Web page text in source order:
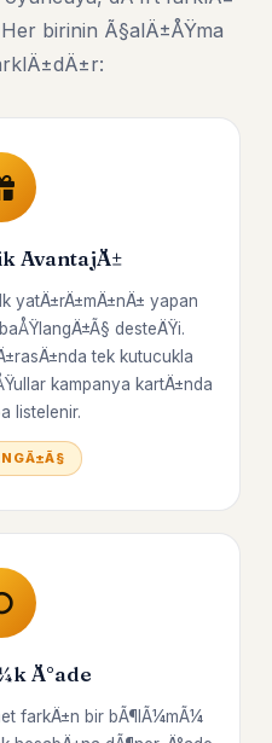
birinin Ã§alÄ±ÅŸma
AvantajÄ±
yatÄ±rÄ±mÄ±nÄ± yapan
desteÄŸi.
tek kutucukla
kampanya kartÄ±nda
listelenir.
Ä°ade
farkÄ±n bir bÃ¶lÃ¼mÃ¼